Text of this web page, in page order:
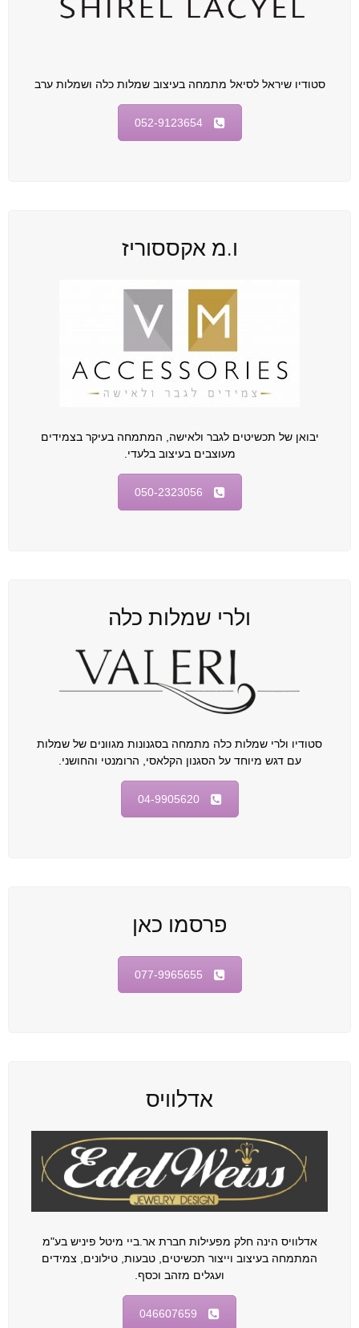
סטודיו שיראל לסיאל מתמחה בעיצוב שמלות כלה ושמלות ערב
052-9123654
ו.מ אקססוריז
יבואן של תכשיטים לגבר ולאישה, המתמחה בעיקר בצמידים
מעוצבים בעיצוב בלעדי.
050-2323056
ולרי שמלות כלה
סטודיו ולרי שמלות כלה מתמחה בסגנונות מגוונים של שמלות
עם דגש מיוחד על הסגנון הקלאסי, הרומנטי והחושני.
04-9905620
פרסמו כאן
077-9965655
אדלוויס
אדלוויס הינה חלק מפעילות חברת אר.ביי מיטל פיניש בע"מ
המתמחה בעיצוב וייצור תכשיטים, טבעות, טילונים, צמידים
ועגלים מזהב וכסף.
046607659